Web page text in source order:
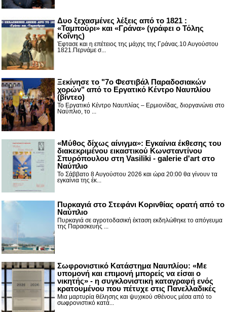
Δυο ξεχασμένες λέξεις από το 1821 :
«Ταμπούρι» και «Γράνα» (γράφει ο Τόλης
Κοΐνης)
Έφτασε και η επέτειος της μάχης της Γράνας.10 Αυγούστου
1821.Περνάμε σ...
Ξεκίνησε το "7ο Φεστιβάλ Παραδοσιακών
χορών" από το Εργατικό Κέντρο Ναυπλίου
(βίντεο)
Το Εργατικό Κέντρο Ναυπλίας – Ερμιονίδας, διοργανώνει στο
Ναύπλιο, το ...
«Μύθος δίχως αίνιγμα»: Εγκαίνια έκθεσης του
διακεκριμένου εικαστικού Κωνσταντίνου
Σπυρόπουλου στη Vasiliki - galerie d'art στο
Ναύπλιο
Το Σάββατο 8 Αυγούστου 2026 και ώρα 20:00 θα γίνουν τα
εγκαίνια της έκ...
Πυρκαγιά στο Στεφάνι Κορινθίας ορατή από το
Ναύπλιο
Πυρκαγιά σε αγροτοδασική έκταση εκδηλώθηκε το απόγευμα
της Παρασκευής ...
Σωφρονιστικό Κατάστημα Ναυπλίου: «Με
υπομονή και επιμονή μπορείς να είσαι ο
νικητής» - η συγκλονιστική καταγραφή ενός
κρατουμένου που πέτυχε στις Πανελλαδικές
Μια μαρτυρία θέλησης και ψυχικού σθένους μέσα από το
σωφρονιστικό κατά...